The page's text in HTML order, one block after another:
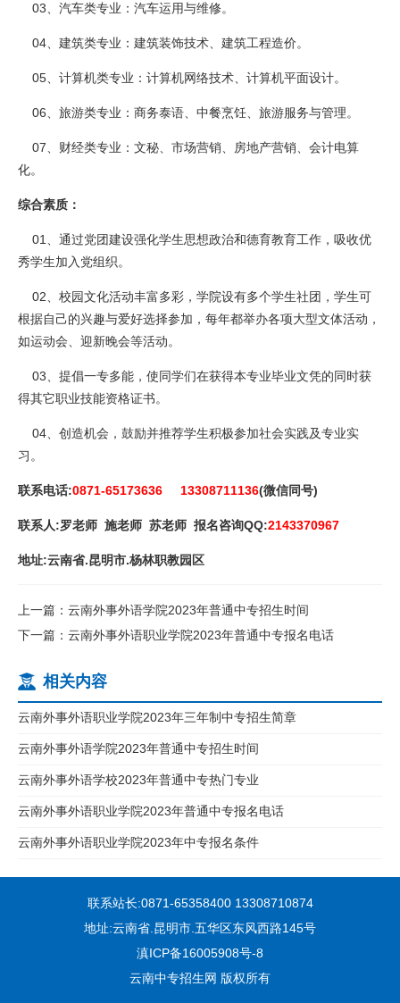
03、汽车类专业：汽车运用与维修。
04、建筑类专业：建筑装饰技术、建筑工程造价。
05、计算机类专业：计算机网络技术、计算机平面设计。
06、旅游类专业：商务泰语、中餐烹饪、旅游服务与管理。
07、财经类专业：文秘、市场营销、房地产营销、会计电算
化。
综合素质：
01、通过党团建设强化学生思想政治和德育教育工作，吸收优
秀学生加入党组织。
02、校园文化活动丰富多彩，学院设有多个学生社团，学生可
根据自己的兴趣与爱好选择参加，每年都举办各项大型文体活动，
如运动会、迎新晚会等活动。
03、提倡一专多能，使同学们在获得本专业毕业文凭的同时获
得其它职业技能资格证书。
04、创造机会，鼓励并推荐学生积极参加社会实践及专业实
习。
联系电话:0871-65173636 13308711136(微信同号)
联系人:罗老师 施老师 苏老师 报名咨询QQ:2143370967
地址:云南省.昆明市.杨林职教园区
上一篇：云南外事外语学院2023年普通中专招生时间
下一篇：云南外事外语职业学院2023年普通中专报名电话
相关内容
云南外事外语职业学院2023年三年制中专招生简章
云南外事外语学院2023年普通中专招生时间
云南外事外语学校2023年普通中专热门专业
云南外事外语职业学院2023年普通中专报名电话
云南外事外语职业学院2023年中专报名条件
联系站长:0871-65358400 13308710874
地址:云南省.昆明市.五华区东风西路145号
滇ICP备16005908号-8
云南中专招生网 版权所有